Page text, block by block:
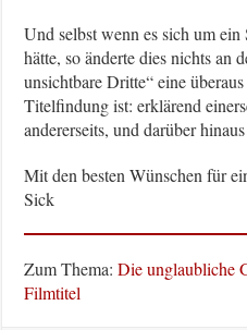
Und selbst wenn es sich um
hätte, so änderte dies nichts an
unsichtbare Dritte“ eine
Titelfindung ist: erklärend
andererseits, und darüber
Mit den besten Wünschen für
Sick
Zum Thema:Die unglaubliche
Filmtitel